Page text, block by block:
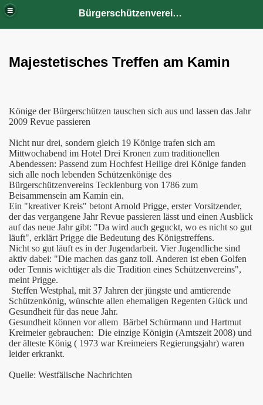
Bürgerschützenverein Tecklenburg von 1786 e.V.
Majestetisches Treffen am Kamin
Könige der Bürgerschützen tauschen sich aus und lassen das Jahr
2009 Revue passieren
Nicht nur drei, sondern gleich 19 Könige trafen sich am
Mittwochabend im Hotel Drei Kronen zum traditionellen
Abendessen: Passend zum Hochfest Heilige drei Könige fanden
sich alle noch lebenden Schützenkönige des
Bürgerschützenvereins Tecklenburg von 1786 zum
Beisammensein am Kamin ein.
Ein "kreativer Kreis" betont Arnold Prigge, erster Vorsitzender,
der das vergangene Jahr Revue passieren lässt und einen Ausblick
auf das neue Jahr gibt: "Da wird auch geguckt, wo es nicht so gut
läuft", erklärt Prigge die Bedeutung des Königstreffens.
Nicht so gut läuft es in der Jugendarbeit. Vier Jugendliche sind
aktiv dabei: "Die machen das ganz toll. Anderen ist eben Golfen
oder Tennis wichtiger als die Tradition eines Schützenvereins",
meint Prigge.
Steffen Westphal, mit 37 Jahren der jüngste und amtierende
Schützenkönig, wünschte allen ehemaligen Regenten Glück und
Gesundheit für das neue Jahr.
Gesundheit können vor allem Bärbel Schürmann und Hartmut
Kreimeier gebrauchen: Die einzige Königin (Amtszeit 2008) und
der älteste König ( 1973 war Kreimeiers Regierungsjahr) waren
leider erkrankt.
Quelle: Westfälische Nachrichten